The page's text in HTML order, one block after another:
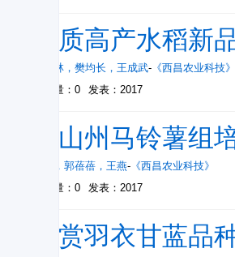
优质高产水稻新
鄢章林 ， 樊均长 ， 王成武- 《西昌农业科技》
被引量：0
发表：2017
凉山州马铃薯组
， 郭蓓蓓 ， 王燕- 《西昌农业科技》
被引量：0
发表：2017
观赏羽衣甘蓝品